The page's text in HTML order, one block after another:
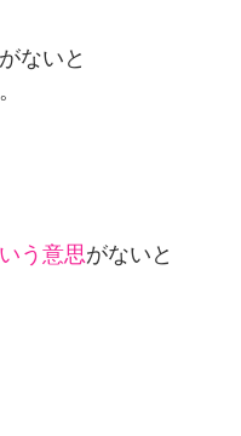
ないと
う意思がないと